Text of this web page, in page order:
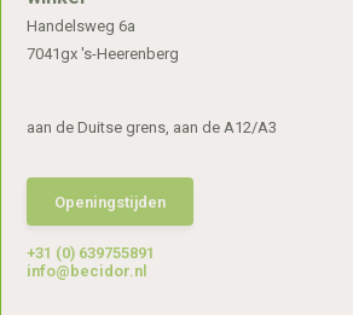
Handelsweg 6a
7041gx 's-Heerenberg
aan de Duitse grens, aan de A12/A3
Openingstijden
+31 (0) 639755891
info@becidor.nl